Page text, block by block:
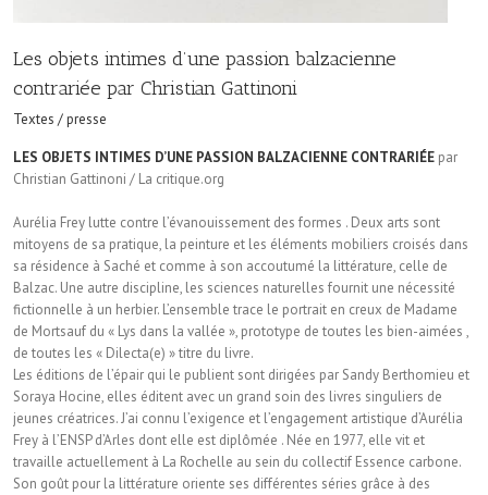
Les objets intimes d’une passion balzacienne
contrariée par Christian Gattinoni
Textes / presse
LES OBJETS INTIMES D’UNE PASSION BALZACIENNE CONTRARIÉE par
Christian Gattinoni / La critique.org
Aurélia Frey lutte contre l’évanouissement des formes . Deux arts sont
mitoyens de sa pratique, la peinture et les éléments mobiliers croisés dans
sa résidence à Saché et comme à son accoutumé la littérature, celle de
Balzac. Une autre discipline, les sciences naturelles fournit une nécessité
fictionnelle à un herbier. L’ensemble trace le portrait en creux de Madame
de Mortsauf du « Lys dans la vallée », prototype de toutes les bien-aimées ,
de toutes les « Dilecta(e) » titre du livre.
Les éditions de l’épair qui le publient sont dirigées par Sandy Berthomieu et
Soraya Hocine, elles éditent avec un grand soin des livres singuliers de
jeunes créatrices. J’ai connu l’exigence et l’engagement artistique d’Aurélia
Frey à l’ENSP d’Arles dont elle est diplômée . Née en 1977, elle vit et
travaille actuellement à La Rochelle au sein du collectif Essence carbone.
Son goût pour la littérature oriente ses différentes séries grâce à des